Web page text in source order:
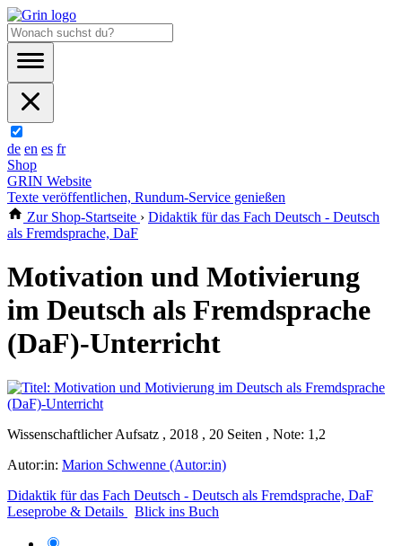
de en es fr
Shop
GRIN Website
Texte veröffentlichen, Rundum-Service genießen
Zur Shop-Startseite › Didaktik für das Fach Deutsch - Deutsch
als Fremdsprache, DaF
Motivation und Motivierung
im Deutsch als Fremdsprache
(DaF)-Unterricht
Wissenschaftlicher Aufsatz , 2018 , 20 Seiten , Note: 1,2
Autor:in: Marion Schwenne (Autor:in)
Didaktik für das Fach Deutsch - Deutsch als Fremdsprache, DaF
Leseprobe & Details
Blick ins Buch